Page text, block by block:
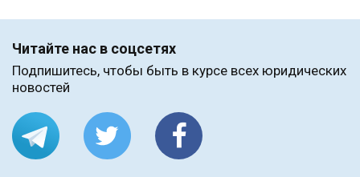
Читайте нас в соцсетях
Подпишитесь, чтобы быть в курсе всех юридических
новостей